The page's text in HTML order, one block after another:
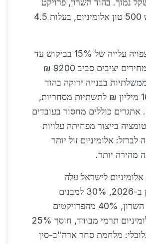
משקל נמוך. בהוד השרון, פרויקט
קניון חדש דורש 500 טון אלומיניום, בעלות 4.5
תחזית 2026: צפויה עלייה של 15% בביקוש עד
סוף השנה, עם מחירים יציבים סביב 9200 ₪
בבנייה ירוקה בהוד
השרון, כולל 100 מיליון ₪ לתשתיות מסחריות,
אתגרים כוללים מחסור בעובדים
בייצור מפחיתה עלויות
לברזל: אלומיניום זול יותר
אלומיניום לישראל עלה
ל-150,000 טון ב-2026, 30% למבנים
מסחריים. בהוד השרון, 40% מהפרויקטים
משתמשים באלומיניום תרמי מבודד, חוסך 25%
מלחמת סחר ארה"ב-סין